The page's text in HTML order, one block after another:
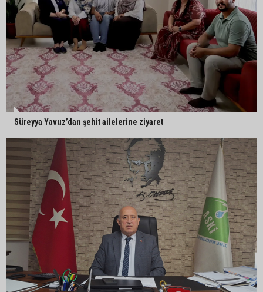
Süreyya Yavuz’dan şehit ailelerine ziyaret